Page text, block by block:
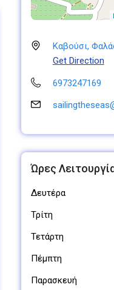
Καβούσι,
Get Direction
6973247169
Ώρες
Δευτέρα
Τρίτη
Τετάρτη
Πέμπτη
Παρασκευή